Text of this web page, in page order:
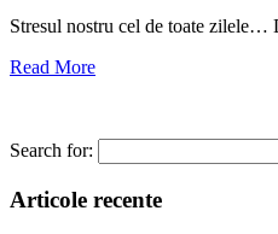
Stresul nostru cel de toate zilele…
Read More
Search for:
Articole recente